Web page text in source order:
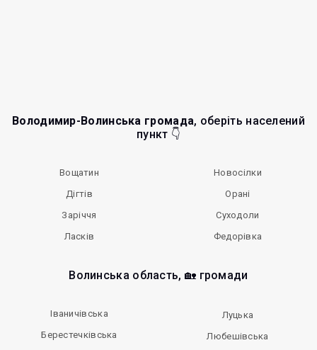
Володимир-Волинська громада, оберіть населений
пункт 👇
Вощатин
Дігтів
Заріччя
Ласків
Новосілки
Орані
Суходоли
Федорівка
Волинська область, 🏡 громади
Іваничівська
Берестечківська
Луцька
Любешівська